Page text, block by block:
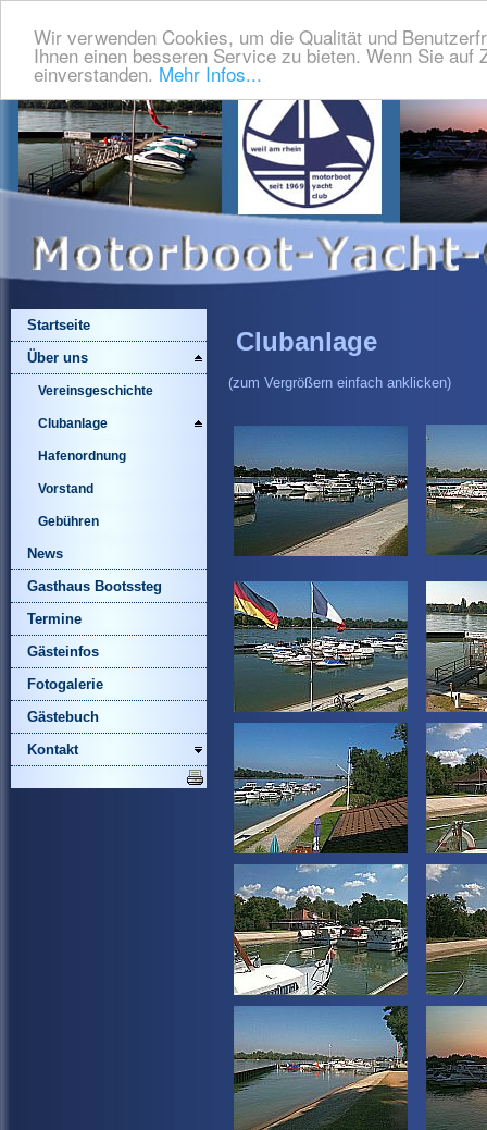
Wir verwenden Cookies, um die Qualität und
Ihnen einen besseren Service zu bieten. Wenn Sie
einverstanden. Mehr Infos...
Startseite
Über uns
Vereinsgeschichte
Clubanlage
Hafenordnung
Vorstand
Gebühren
News
Gasthaus Bootssteg
Termine
Gästeinfos
Fotogalerie
Gästebuch
Kontakt
Clubanlage
(zum Vergrößern einfach anklicken)